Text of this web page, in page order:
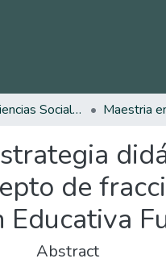
Facultad de Ciencias Sociales y Humanas Maestria
de
Abstract